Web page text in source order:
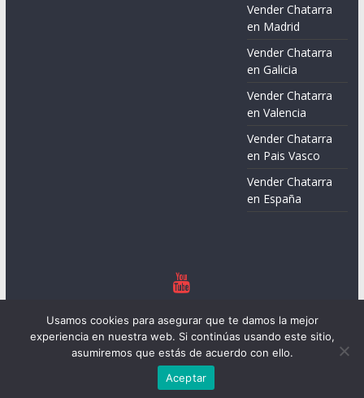
Vender Chatarra
en Madrid
Vender Chatarra
en Galicia
Vender Chatarra
en Valencia
Vender Chatarra
en Pais Vasco
Vender Chatarra
en España
derechos reservados.
Tema:ColorMagpor ThemeGrill. Funciona conWordPress
Usamos cookies para asegurar que te damos la mejor
experiencia en nuestra web. Si continúas usando este sitio,
asumiremos que estás de acuerdo con ello.
Aceptar